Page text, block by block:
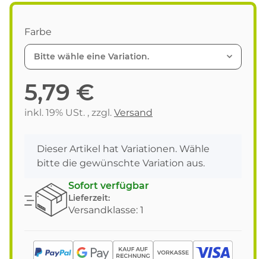
Farbe
Bitte wähle eine Variation.
5,79 €
inkl. 19% USt. , zzgl. Versand
x
Dieser Artikel hat Variationen. Wähle
bitte die gewünschte Variation aus.
Sofort verfügbar
Lieferzeit:
Versandklasse: 1